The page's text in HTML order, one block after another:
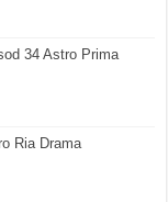
34 Astro Prima
Ria Drama